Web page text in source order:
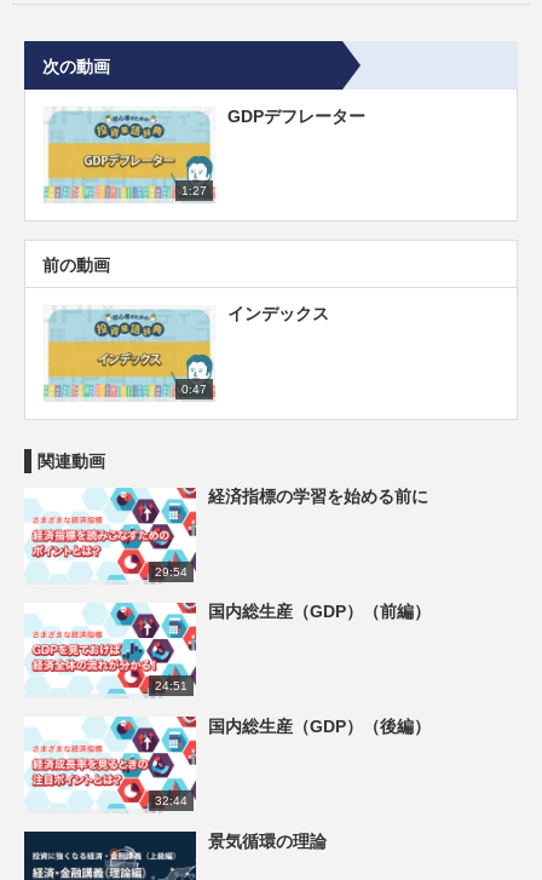
次の動画
1:27
GDPデフレーター
前の動画
0:47
インデックス
関連動画
29:54
経済指標の学習を始める前に
24:51
国内総生産（GDP）（前編）
32:44
国内総生産（GDP）（後編）
景気循環の理論